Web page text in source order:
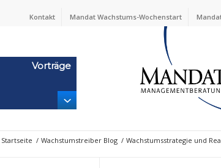
Kontakt Mandat Wachstums-Wochenstart
Vorträge
Startseite / Wachstumstreiber Blog / Wachstumsstrategie und